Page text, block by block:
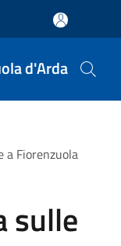
d'Arda
a Fiorenzuola
sulle